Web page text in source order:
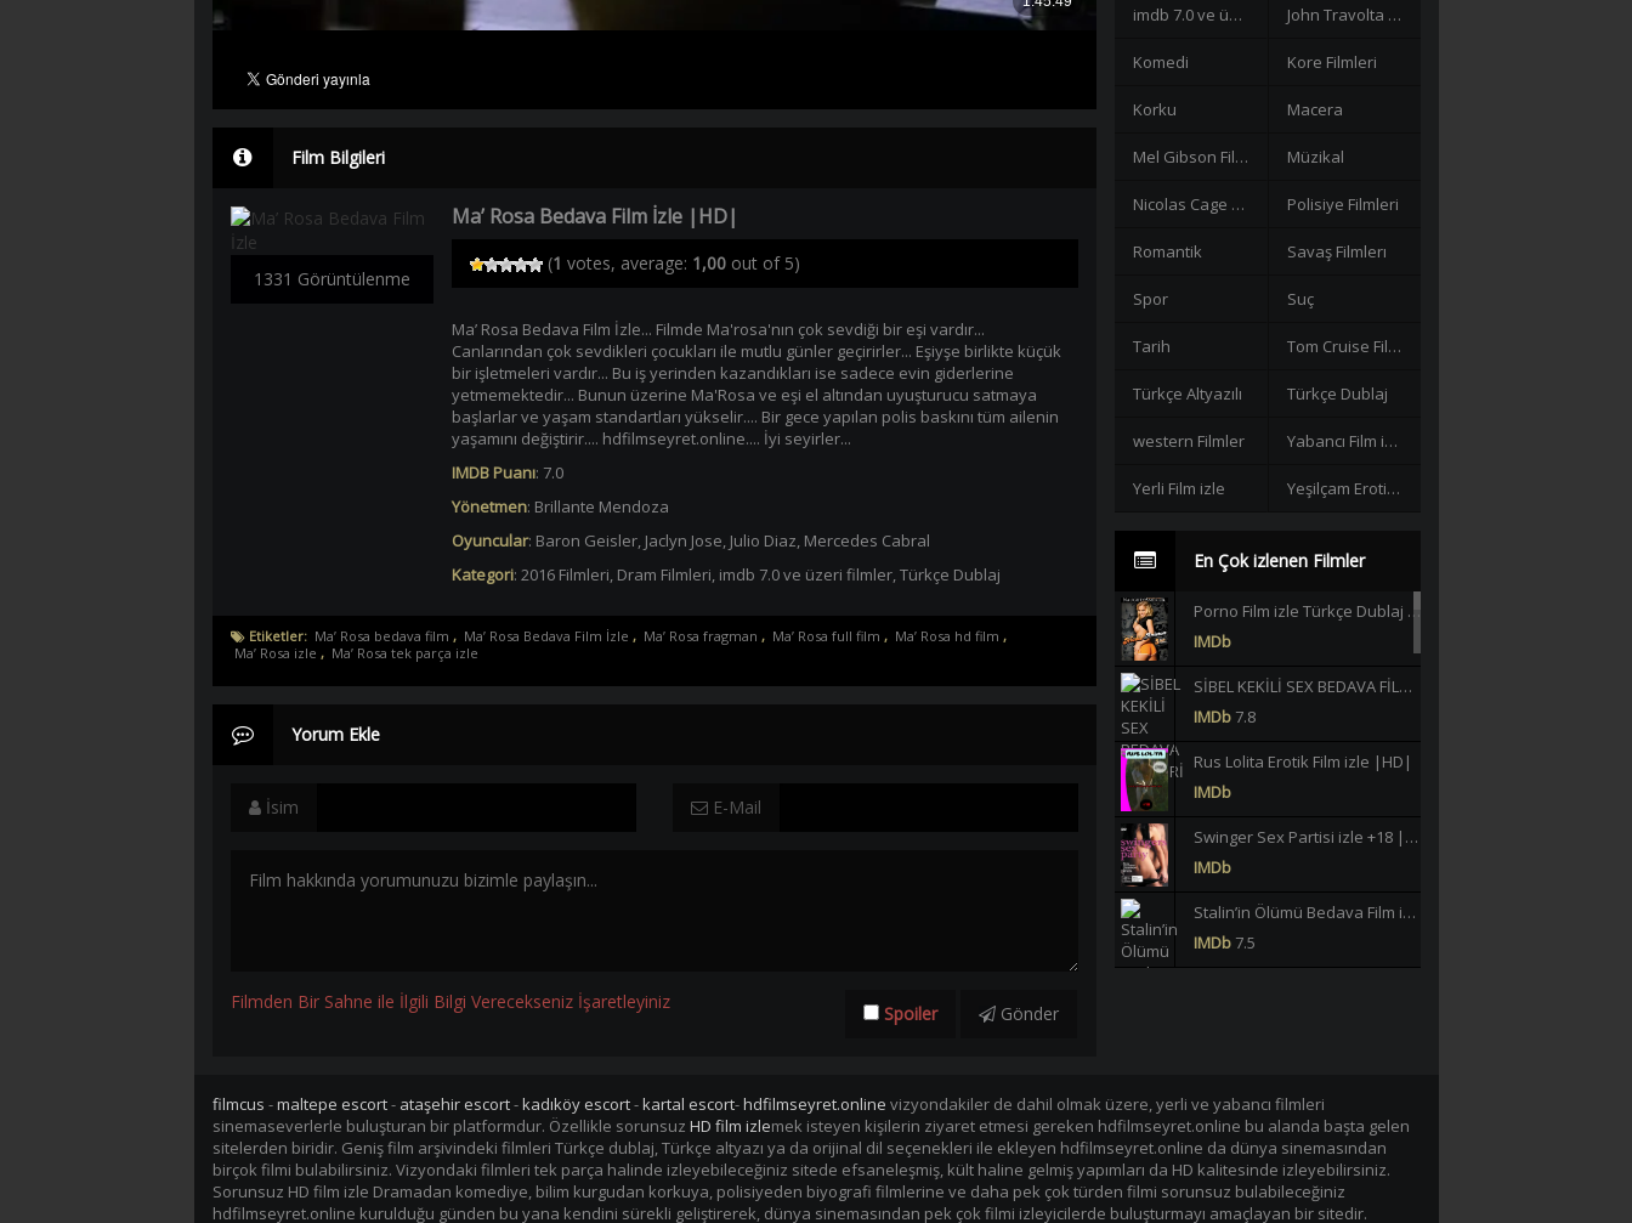
Film Bilgileri
1331 Görüntülenme
Ma’ Rosa Bedava Film İzle |HD|
(1 votes, average: 1,00out of 5)
Ma’ Rosa Bedava Film İzle... Filmde Ma'rosa'nın çok sevdiği bir eşi vardır...
Canlarından çok sevdikleri çocukları ile mutlu günler geçirirler... Eşiyşe birlikte küçük
bir işletmeleri vardır... Bu iş yerinden kazandıkları ise sadece evin giderlerine
yetmemektedir... Bunun üzerine Ma'Rosa ve eşi el altından uyuşturucu satmaya
başlarlar ve yaşam standartları yükselir.... Bir gece yapılan polis baskını tüm ailenin
yaşamını değiştirir.... hdfilmseyret.online.... İyi seyirler...
IMDB Puanı: 7.0
Yönetmen: Brillante Mendoza
Oyuncular: Baron Geisler, Jaclyn Jose, Julio Diaz, Mercedes Cabral
Kategori: 2016 Filmleri, Dram Filmleri, imdb 7.0 ve üzeri filmler,Türkçe Dublaj
Etiketler: Ma’ Rosa bedava film , Ma’ Rosa Bedava Film İzle , Ma’ Rosa fragman , Ma’ Rosa full film , Ma’ Rosa hd film ,
Ma’ Rosa izle , Ma’ Rosa tek parça izle
Yorum Ekle
İsim E-Mail
Filmden Bir Sahne ile İlgili Bilgi Verecekseniz İşaretleyiniz
Spoiler Gönder
imdb 7.0 ve üzeri filmler John Travolta Filmleri
Komedi Kore Filmleri
Korku Macera
Mel Gibson Filmleri Müzikal
Nicolas Cage Filmleri Polisiye Filmleri
Romantik Savaş Filmlerı
Spor Suç
Tarih Tom Cruise Filmleri izle
Türkçe Altyazılı Türkçe Dublaj
western Filmler Yabancı Film izle
Yerli Film izle Yeşilçam Erotik +18
En Çok izlenen Filmler
Porno Film izle Türkçe Dublaj +18 |HD|
IMDb
SİBEL KEKİLİ SEX BEDAVA FİLMLERİ İZLE |HD|
IMDb7.8
Rus Lolita Erotik Film izle |HD|
IMDb
Swinger Sex Partisi izle +18 |HD|
IMDb
Stalin’in Ölümü Bedava Film izle |HD|
IMDb7.5
-/10
Lavinia Vlasak Tecavüz +18 Film izle |HD|
IMDb
filmcus -maltepe escort- ataşehir escort-kadıköy escort-kartal escort-hdfilmseyret.online vizyondakiler de dahil olmak üzere, yerli ve yabancı filmleri
sinemaseverlerle buluşturan bir platformdur. Özellikle sorunsuz HD film izlemek isteyen kişilerin ziyaret etmesi gereken hdfilmseyret.online bu alanda başta gelen
sitelerden biridir. Geniş film arşivindeki filmleri Türkçe dublaj, Türkçe altyazı ya da orijinal dil seçenekleri ile ekleyen hdfilmseyret.online da dünya sinemasından
birçok filmi bulabilirsiniz. Vizyondaki filmleri tek parça halinde izleyebileceğiniz sitede efsaneleşmiş, kült haline gelmiş yapımları da HD kalitesinde izleyebilirsiniz.
Sorunsuz HD film izle Dramadan komediye, bilim kurgudan korkuya, polisiyeden biyografi filmlerine ve daha pek çok türden filmi sorunsuz bulabileceğiniz
hdfilmseyret.online kurulduğu günden bu yana kendini sürekli geliştirerek, dünya sinemasından pek çok filmi izleyicilerde buluşturmayı amaçlayan bir sitedir.